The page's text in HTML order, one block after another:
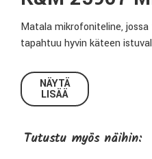
Matala mikrofoniteline,
tapahtuu hyvin käteen
Tekniset tiedot:
Teleskooppipuomi:
Puomin pituus:
425mm-
NÄYTÄ
LISÄÄ
Tutustu myös näihin: